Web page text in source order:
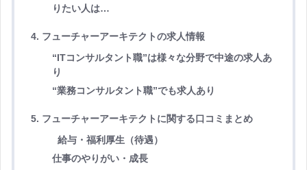
りたい人は…
4. フューチャーアーキテクトの求人情報
“ITコンサルタント職”は様々な分野で中途の求人あ
り
“業務コンサルタント職”でも求人あり
5. フューチャーアーキテクトに関する口コミまとめ
給与・福利厚生（待遇）
仕事のやりがい・成長